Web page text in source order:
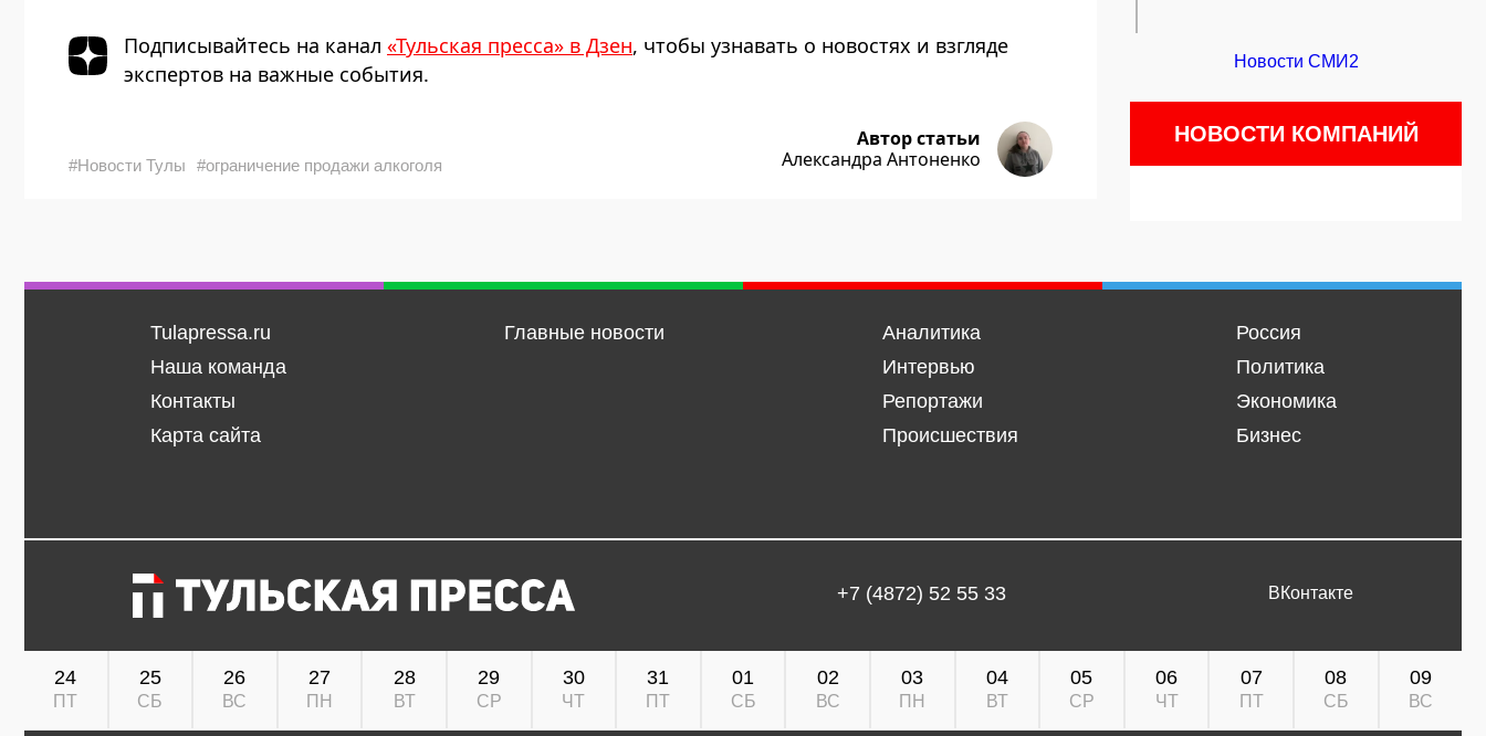
Подписывайтесь на канал «Тульская пресса» в Дзен, чтобы узнавать о новостях и взгляде
экспертов на важные события.
#Новости Тулы #ограничение продажи алкоголя
Автор статьи
Александра Антоненко
Новости СМИ2
НОВОСТИ КОМПАНИЙ
Tulapressa.ru
Наша команда
Контакты
Карта сайта
Главные новости
Аналитика
Интервью
Репортажи
Происшествия
Россия
Политика
Экономика
Бизнес
+7 (4872) 52 55 33 ВКонтакте
24
ПТ
25
СБ
26
ВС
27
ПН
28
ВТ
29
СР
30
ЧТ
31
ПТ
01
СБ
02
ВС
03
ПН
04
ВТ
05
СР
06
ЧТ
07
ПТ
08
СБ
09
ВС